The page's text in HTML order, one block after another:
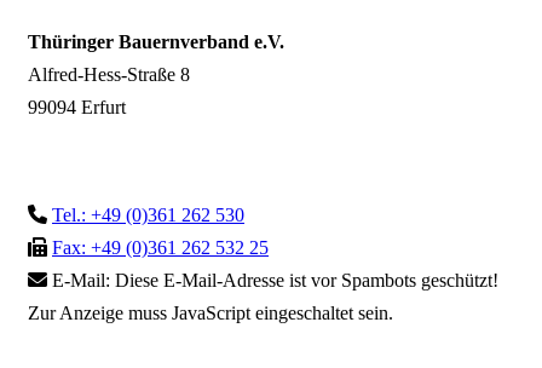
Thüringer Bauernverband e.V.
Alfred-Hess-Straße 8
99094 Erfurt
Tel.: +49 (0)361 262 530
Fax: +49 (0)361 262 532 25
E-Mail: Diese E-Mail-Adresse ist vor Spambots geschützt!
Zur Anzeige muss JavaScript eingeschaltet sein.